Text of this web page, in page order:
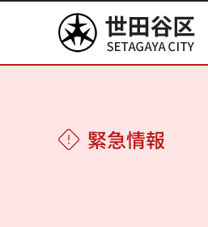
世田谷区
緊急情報